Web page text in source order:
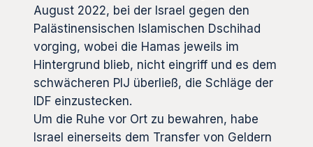
August 2022, bei der Israel gegen den
Palästinensischen Islamischen Dschihad
vorging, wobei die Hamas jeweils im
Hintergrund blieb, nicht eingriff und es dem
schwächeren PIJ überließ, die Schläge der
IDF einzustecken.
Um die Ruhe vor Ort zu bewahren, habe
Israel einerseits dem Transfer von Geldern